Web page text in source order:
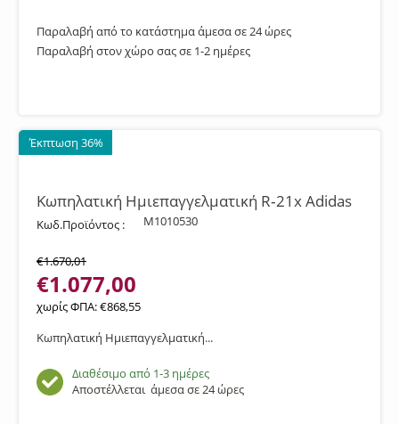
Παραλαβή από το κατάστημα άμεσα σε 24 ώρες
Παραλαβή στον χώρο σας σε 1-2 ημέρες
Έκπτωση 36%
Κωπηλατική Ημιεπαγγελματική R‑21x Adidas
Κωδ.Προϊόντος : M1010530
€1.670,01
€1.077,00
χωρίς ΦΠΑ:€868,55
Κωπηλατική Ημιεπαγγελματική...
Διαθέσιμο από 1-3 ημέρες
Αποστέλλεται άμεσα σε 24 ώρες